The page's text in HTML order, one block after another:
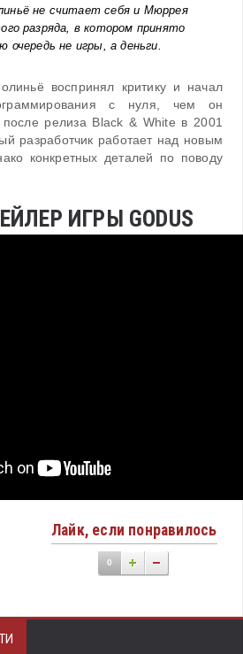
не считает себя и Мюррея
разряда, в котором принято
очередь не игры, а деньги.
воспринял критику и начал
с нуля, чем он
после релиза Black & White в 2001
разработчик работает над новым
конкретных деталей по поводу
ИГРЫ GODUS
Лайк, если понравилось
0